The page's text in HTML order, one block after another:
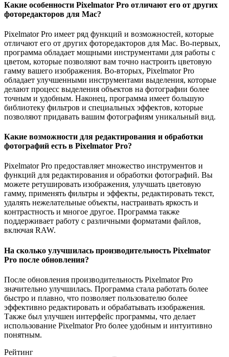
Какие особенности Pixelmator Pro отличают его от других
фоторедакторов для Mac?
Pixelmator Pro имеет ряд функций и возможностей, которые
отличают его от других фоторедакторов для Mac. Во-первых,
программа обладает мощными инструментами для работы с
цветом, которые позволяют вам точно настроить цветовую
гамму вашего изображения. Во-вторых, Pixelmator Pro
обладает улучшенными инструментами выделения, которые
делают процесс выделения объектов на фотографии более
точным и удобным. Наконец, программа имеет большую
библиотеку фильтров и специальных эффектов, которые
позволяют придавать вашим фотографиям уникальный вид.
Какие возможности для редактирования и обработки
фотографий есть в Pixelmator Pro?
Pixelmator Pro предоставляет множество инструментов и
функций для редактирования и обработки фотографий. Вы
можете ретушировать изображения, улучшать цветовую
гамму, применять фильтры и эффекты, редактировать текст,
удалять нежелательные объекты, настраивать яркость и
контрастность и многое другое. Программа также
поддерживает работу с различными форматами файлов,
включая RAW.
На сколько улучшилась производительность Pixelmator
Pro после обновления?
После обновления производительность Pixelmator Pro
значительно улучшилась. Программа стала работать более
быстро и плавно, что позволяет пользователю более
эффективно редактировать и обрабатывать изображения.
Также был улучшен интерфейс программы, что делает
использование Pixelmator Pro более удобным и интуитивно
понятным.
Рейтинг